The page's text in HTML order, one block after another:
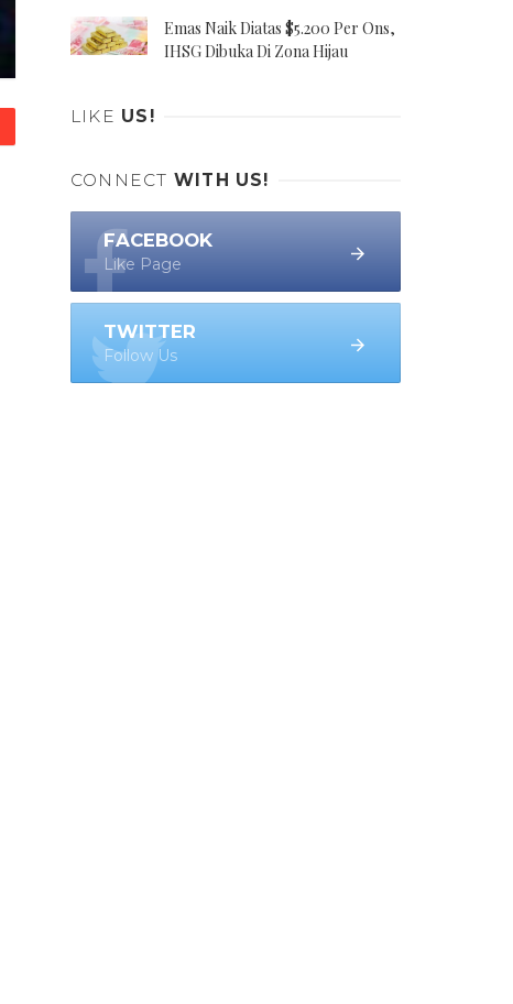
Emas Naik Diatas $5.200 Per Ons,
IHSG Dibuka Di Zona Hijau
LIKE US!
CONNECT WITH US!
FACEBOOK
Like Page
TWITTER
Follow Us